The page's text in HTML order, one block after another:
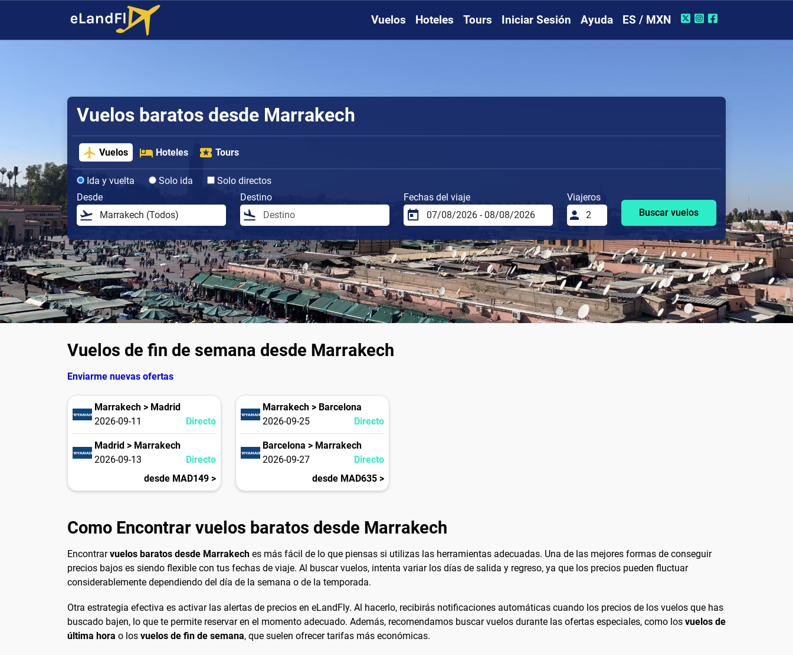
Vuelos Hoteles Tours Iniciar Sesión Ayuda ES / MXN
Vuelos baratos desde Marrakech
Vuelos Hoteles Tours
Ida y vuelta Solo ida
Solo directos
Desde
Destino Fechas del viaje
Viajeros
Buscar vuelos
Vuelos de fin de semana desde Marrakech
Enviarme nuevas ofertas
Marrakech > Madrid
2026-09-11
Directo
Madrid > Marrakech
2026-09-13
Directo
desde MAD149 >
Marrakech > Barcelona
2026-09-25
Directo
Barcelona > Marrakech
2026-09-27
Directo
desde MAD635 >
Como Encontrar vuelos baratos desde Marrakech
Encontrarvuelos baratos desde Marrakech es más fácil de lo que piensas si utilizas las herramientas adecuadas. Una de las mejores formas de conseguir
precios bajos es siendo flexible con tus fechas de viaje. Al buscar vuelos, intenta variar los días de salida y regreso, ya que los precios pueden fluctuar
considerablemente dependiendo del día de la semana o de la temporada.
Otra estrategia efectiva es activar las alertas de precios en eLandFly. Al hacerlo, recibirás notificaciones automáticas cuando los precios de los vuelos que has
buscado bajen, lo que te permite reservar en el momento adecuado. Además, recomendamos buscar vuelos durante las ofertas especiales, como los vuelos de
última hora o los vuelos de fin de semana, que suelen ofrecer tarifas más económicas.